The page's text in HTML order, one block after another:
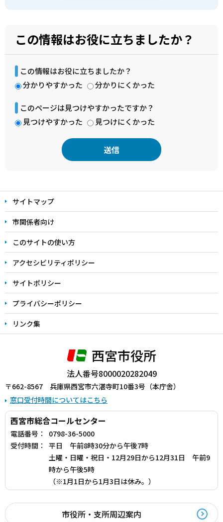
この情報はお役に立ちましたか？
この情報はお役に立ちましたか？
分かりやすかった
分かりにくかった
このページは見つけやすかったですか？
見つけやすかった
見つけにくかった
文
こ
こ
ま
サイトマップ
市関係者向け
このサイトの使い方
アクセシビリティポリシー
サイトポリシー
プライバシーポリシー
リンク集
西宮市役所
法人番号8000020282049
〒662-8567 兵庫県西宮市六湛寺町10番3号（本庁舎）
窓口受付時間についてはこちら
西宮市総合コールセンター
電話番号：
0798-36-5000
受付時間：
平日 午前8時30分から午後7時
土曜・日曜・祝日・12月29日から12月31日 午前9
時から午後5時
（※1月1日から1月3日は休み。）
市役所・支所周辺案内